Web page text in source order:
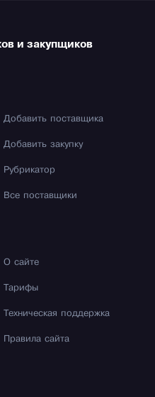
и закупщиков
Добавить поставщика
Добавить закупку
Рубрикатор
Все поставщики
О сайте
Тарифы
Техническая поддержка
Правила сайта